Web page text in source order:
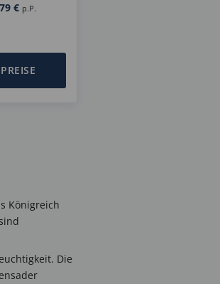
€ p.P.
Königreich
Die